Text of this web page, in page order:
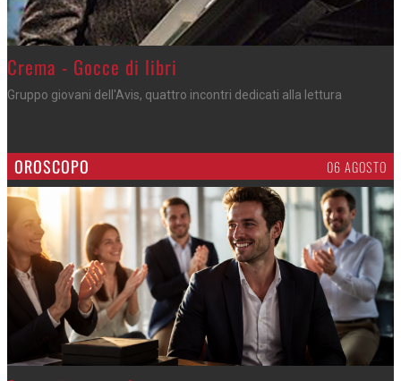
Crema - Gocce di libri
Gruppo giovani dell'Avis, quattro incontri dedicati alla lettura
OROSCOPO 06 AGOSTO